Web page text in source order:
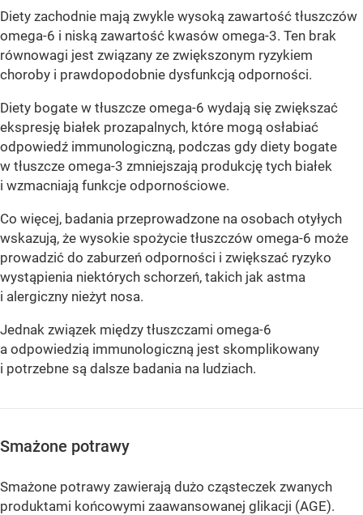
Diety zachodnie mają zwykle wysoką zawartość tłuszczów
omega-6 i niską zawartość kwasów omega-3. Ten brak
równowagi jest związany ze zwiększonym ryzykiem
choroby i prawdopodobnie dysfunkcją odporności.
Diety bogate w tłuszcze omega-6 wydają się zwiększać
ekspresję białek prozapalnych, które mogą osłabiać
odpowiedź immunologiczną, podczas gdy diety bogate
w tłuszcze omega-3 zmniejszają produkcję tych białek
i wzmacniają funkcje odpornościowe.
Co więcej, badania przeprowadzone na osobach otyłych
wskazują, że wysokie spożycie tłuszczów omega-6 może
prowadzić do zaburzeń odporności i zwiększać ryzyko
wystąpienia niektórych schorzeń, takich jak astma
i alergiczny nieżyt nosa.
Jednak związek między tłuszczami omega-6
a odpowiedzią immunologiczną jest skomplikowany
i potrzebne są dalsze badania na ludziach.
Smażone potrawy
Smażone potrawy zawierają dużo cząsteczek zwanych
produktami końcowymi zaawansowanej glikacji (AGE).